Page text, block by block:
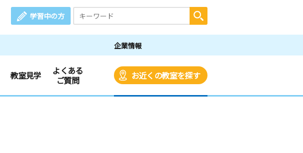
学習中の方
企業情報
教室見学
よくある
ご質問
お近くの教室を探す